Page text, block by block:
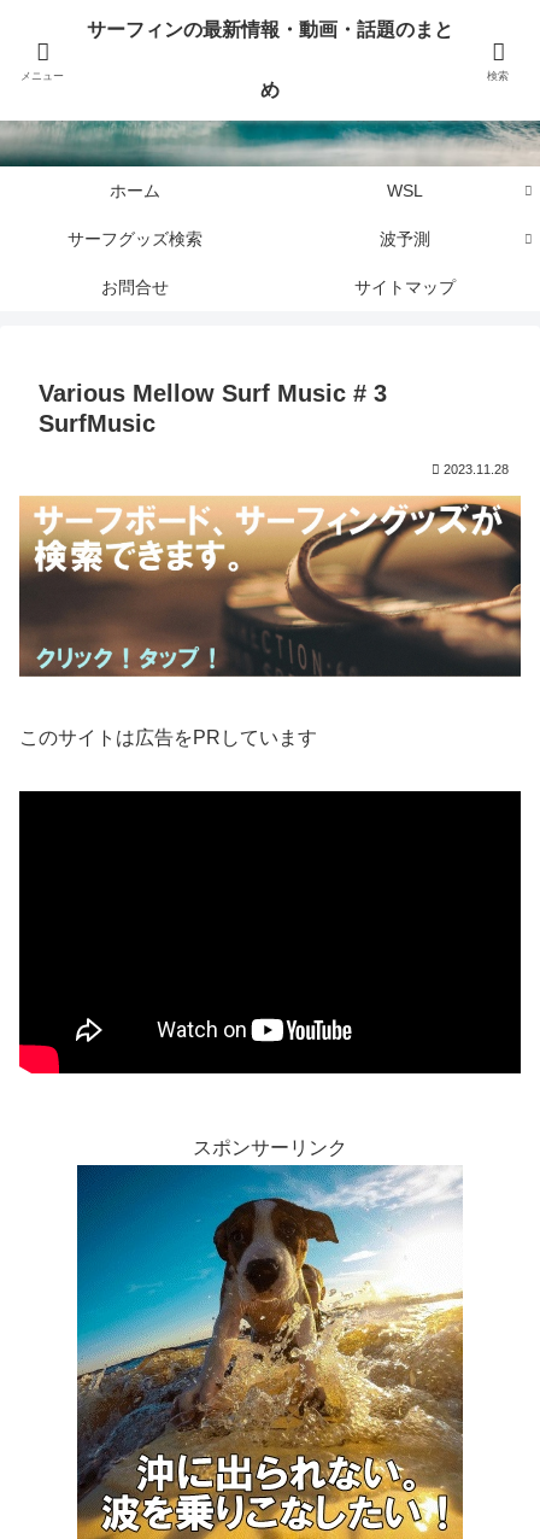
サーフィンに関するニュース・話題や最新情報を写真、画像、動画でまとめて
ホーム WSL
サーフグッズ検索 波予測
お問合せ サイトマップ
Various Mellow Surf Music # 3
SurfMusic
2023.11.28
このサイトは広告をPRしています
スポンサーリンク
メニュー
サーフィンの最新情報・動画・話題のまと
め
検索